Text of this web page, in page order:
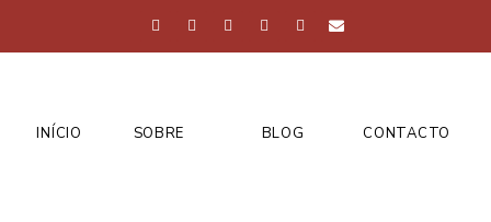
INÍCIO SOBRE BLOG CONTACTO